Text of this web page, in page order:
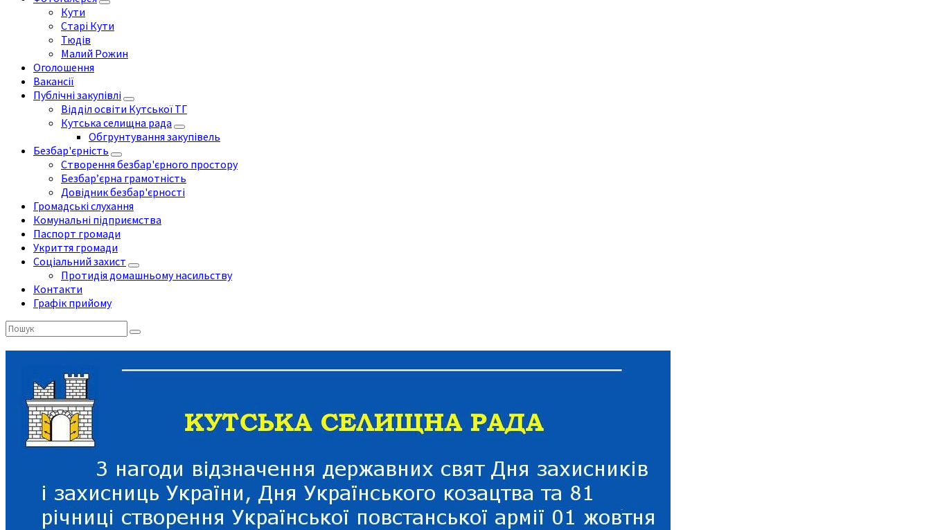
Кути
Старі Кути
Тюдів
Малий Рожин
Оголошення
Вакансії
Публічні закупівлі
Відділ освіти Кутської ТГ
Кутська селищна рада
Обгрунтування закупівель
Безбар'єрність
Створення безбар'єрного простору
Безбар’єрна грамотність
Довідник безбар'єрності
Громадські слухання
Комунальні підприємства
Паспорт громади
Укриття громади
Соціальний захист
Протидія домашньому насильству
Контакти
Графік прийому
Пошук: